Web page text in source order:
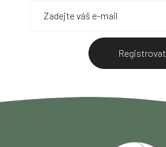
Registrovat